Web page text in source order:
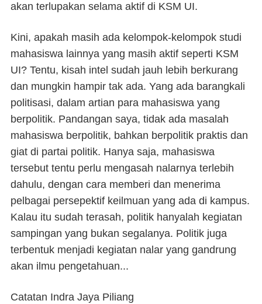
akan terlupakan selama aktif di KSM UI.
Kini, apakah masih ada kelompok-kelompok studi
mahasiswa lainnya yang masih aktif seperti KSM
UI? Tentu, kisah intel sudah jauh lebih berkurang
dan mungkin hampir tak ada. Yang ada barangkali
politisasi, dalam artian para mahasiswa yang
berpolitik. Pandangan saya, tidak ada masalah
mahasiswa berpolitik, bahkan berpolitik praktis dan
giat di partai politik. Hanya saja, mahasiswa
tersebut tentu perlu mengasah nalarnya terlebih
dahulu, dengan cara memberi dan menerima
pelbagai persepektif keilmuan yang ada di kampus.
Kalau itu sudah terasah, politik hanyalah kegiatan
sampingan yang bukan segalanya. Politik juga
terbentuk menjadi kegiatan nalar yang gandrung
akan ilmu pengetahuan...
Catatan Indra Jaya Piliang